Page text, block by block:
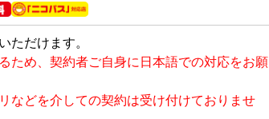
ただけます。
ため、契約者ご自身に日本語での対応をお願
などを介しての契約は受け付けておりませ